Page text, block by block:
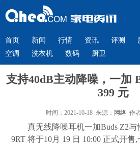
首页 新闻 行情 资讯 评测
空调
洗衣机 数码 厨卫
支持40dB主动降噪，一加
399 元
时间：2021-10-18 来源： 网络作者
真无线降噪耳机一加Buds Z2
9RT 将于10月 19 日 10:00 正式开售